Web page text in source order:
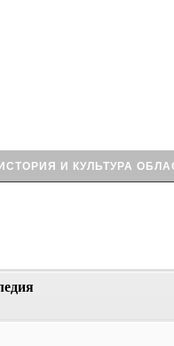
ИСТОРИЯ И КУЛЬТУРА